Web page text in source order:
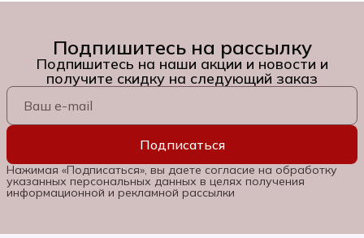
Подпишитесь на рассылку
Подпишитесь на наши акции и новости и
получите скидку на следующий заказ
Подписаться
Нажимая «Подписаться», вы даете согласие на обработку
указанных персональных данных в целях получения
информационной и рекламной рассылки